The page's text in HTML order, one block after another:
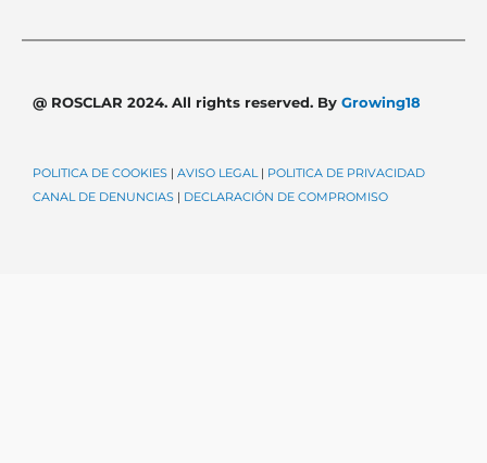
@ ROSCLAR 2024. All rights reserved. By Growing18
POLITICA DE COOKIES | AVISO LEGAL | POLITICA DE PRIVACIDAD
CANAL DE DENUNCIAS | DECLARACIÓN DE COMPROMISO